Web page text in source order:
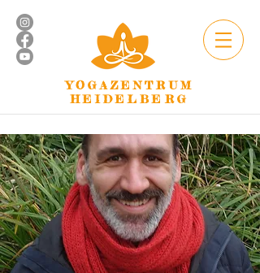
YOGAZENTRUM
HEIDELBERG